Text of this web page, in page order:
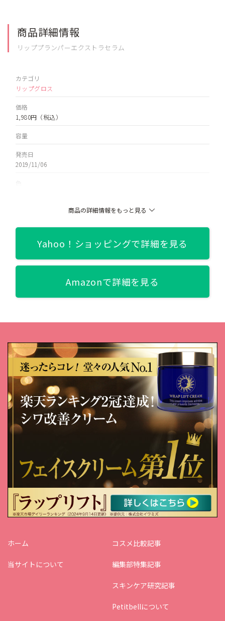
商品詳細情報
リッププランパーエクストラセラム
カテゴリ
リップグロス
価格
1,980円 （税込）
容量
発売日
2019/11/06
商品の詳細情報をもっと見る
Yahoo！ショッピングで詳細を見る
Amazonで詳細を見る
ホーム
当サイトについて
コスメ比較記事
編集部特集記事
スキンケア研究記事
Petitbellについて